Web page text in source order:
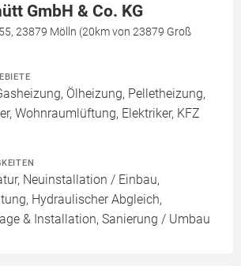
GmbH & Co. KG
23879 Mölln (20km von 23879 Groß
Ölheizung, Pelletheizung,
Wohnraumlüftung, Elektriker, KFZ
Neuinstallation / Einbau,
Hydraulischer Abgleich,
& Installation, Sanierung / Umbau